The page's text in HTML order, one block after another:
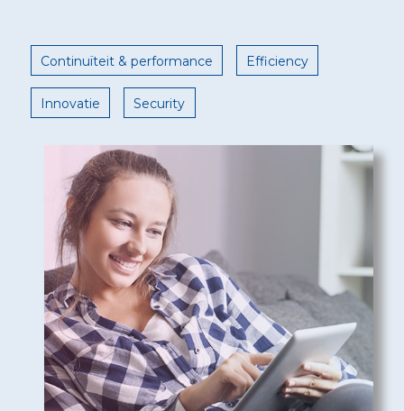
Continuïteit & performance Efficiency
Innovatie Security